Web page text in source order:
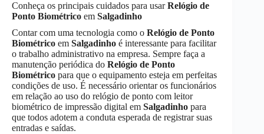
Conheça os principais cuidados para usarRelógio de
Ponto Biométrico em Salgadinho
Contar com uma tecnologia como o Relógio de Ponto
Biométrico em Salgadinho é interessante para facilitar
o trabalho administrativo na empresa. Sempre faça a
manutenção periódica do Relógio de Ponto
Biométrico para que o equipamento esteja em perfeitas
condições de uso. É necessário orientar os funcionários
em relação ao uso do relógio de ponto com leitor
biométrico de impressão digital em Salgadinho para
que todos adotem a conduta esperada de registrar suas
entradas e saídas.